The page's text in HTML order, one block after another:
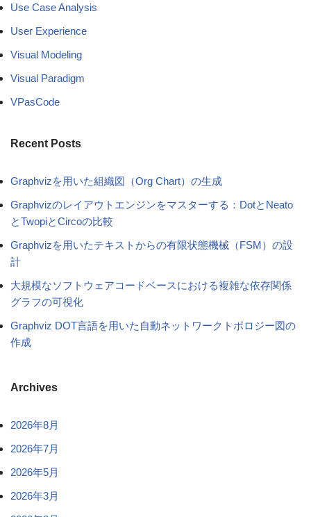
Use Case Analysis
User Experience
Visual Modeling
Visual Paradigm
VPasCode
Recent Posts
Graphvizを用いた組織図（Org Chart）の生成
Graphvizのレイアウトエンジンをマスターする：DotとNeato
とTwopiとCircoの比較
Graphvizを用いたテキストからの有限状態機械（FSM）の設
計
大規模なソフトウェアコードベースにおける複雑な依存関係
グラフの可視化
Graphviz DOT言語を用いた自動ネットワークトポロジー図の
作成
Archives
2026年8月
2026年7月
2026年5月
2026年3月